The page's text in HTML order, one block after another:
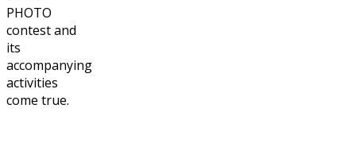
PHOTO
contest and
its
accompanying
activities
come true.